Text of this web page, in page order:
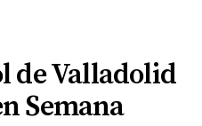
de Valladolid
Semana